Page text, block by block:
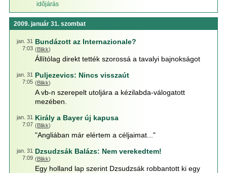
időjárás
2009. január 31. szombat
jan. 31
7:03
Bundázott az Internazionale?
(Blikk)
Állítólag direkt tették szorossá a tavalyi bajnokságot
jan. 31
7:05
Puljezevics: Nincs visszaút
(Blikk)
A vb-n szerepelt utoljára a kézilabda-válogatott
mezében.
jan. 31
7:07
Király a Bayer új kapusa
(Blikk)
"Angliában már elértem a céljaimat..."
jan. 31
7:09
Dzsudzsák Balázs: Nem verekedtem!
(Blikk)
Egy holland lap szerint Dzsudzsák robbantott ki egy